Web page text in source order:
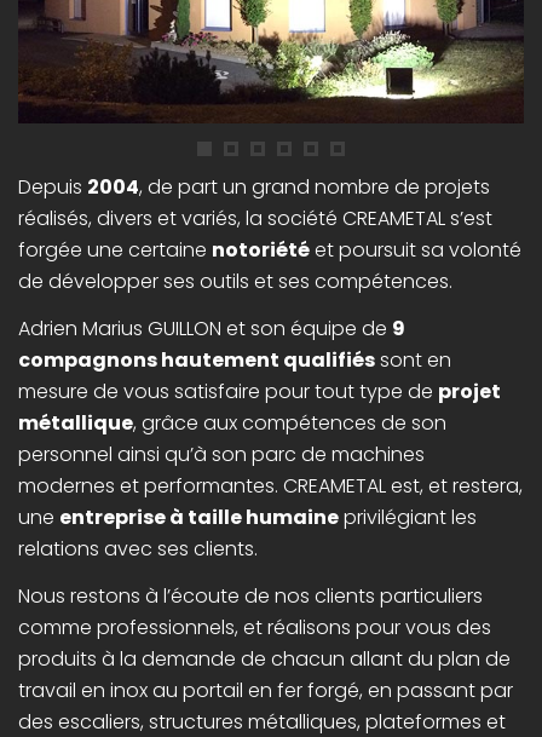
Depuis 2004, de part un grand nombre de projets
réalisés, divers et variés, la société CREAMETAL s’est
forgée une certaine notoriétéet poursuit sa volonté
de développer ses outils et ses compétences.
Adrien Marius GUILLON et son équipe de 9
compagnons hautement qualifiéssont en
mesure de vous satisfaire pour tout type de projet
métallique, grâce aux compétences de son
personnel ainsi qu’à son parc de machines
modernes et performantes. CREAMETAL est, et restera,
une entreprise à taille humaineprivilégiant les
relations avec ses clients.
Nous restons à l’écoute de nos clients particuliers
comme professionnels, et réalisons pour vous des
produits à la demande de chacun allant du plan de
travail en inox au portail en fer forgé, en passant par
des escaliers, structures métalliques, plateformes et